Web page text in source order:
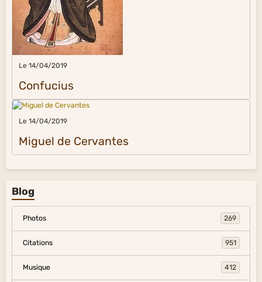
Le 14/04/2019
Confucius
Le 14/04/2019
Miguel de Cervantes
Blog
Photos 269
Citations 951
Musique 412